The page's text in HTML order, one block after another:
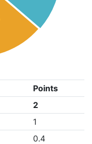
Points
2
1
0.4